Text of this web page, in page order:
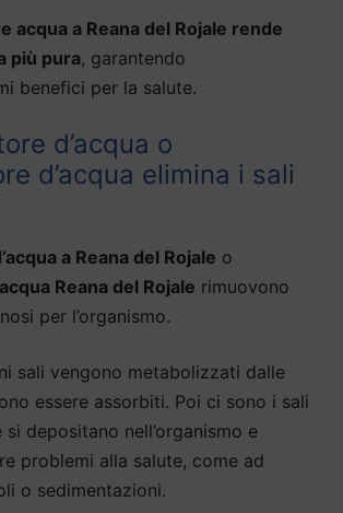
acqua a Reana del Rojale rende
più pura, garantendo
benefici per la salute.
d’acqua o
d’acqua elimina i sali
a Reana del Rojale o
Reana del Rojale rimuovono
per l’organismo.
sali vengono metabolizzati dalle
essere assorbiti. Poi ci sono i sali
depositano nell’organismo e
problemi alla salute, come ad
o sedimentazioni.